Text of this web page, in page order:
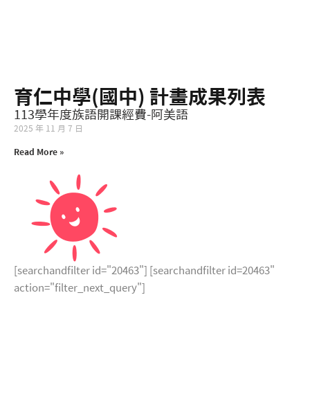
計資料
[searchandfilter id="20463"] [searchandfilter id=20463"
action="filter_next_query"]
育仁中學(國中) 計畫成果列表
113學年度族語開課經費-阿美語
2025 年 11 月 7 日
Read More »